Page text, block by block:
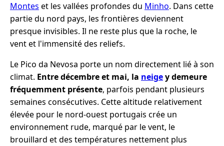
Montes et les vallées profondes du Minho. Dans cette
partie du nord pays, les frontières deviennent
presque invisibles. Il ne reste plus que la roche, le
vent et l'immensité des reliefs.
Le Pico da Nevosa porte un nom directement lié à son
climat. Entre décembre et mai, la neigey demeure
fréquemment présente, parfois pendant plusieurs
semaines consécutives. Cette altitude relativement
élevée pour le nord-ouest portugais crée un
environnement rude, marqué par le vent, le
brouillard et des températures nettement plus